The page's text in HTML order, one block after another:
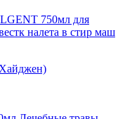
750мл для
налета в стир маш